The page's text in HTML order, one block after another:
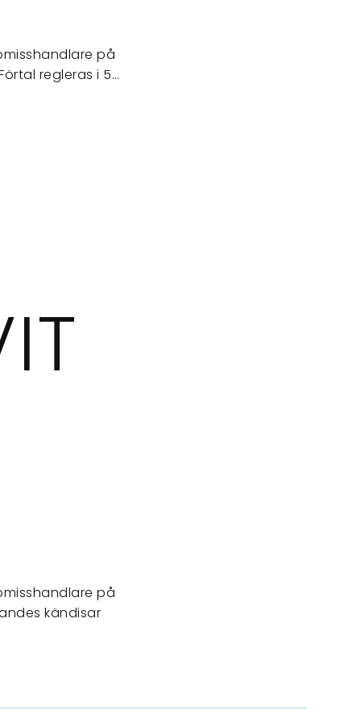
på
regleras i 5…
på
kändisar